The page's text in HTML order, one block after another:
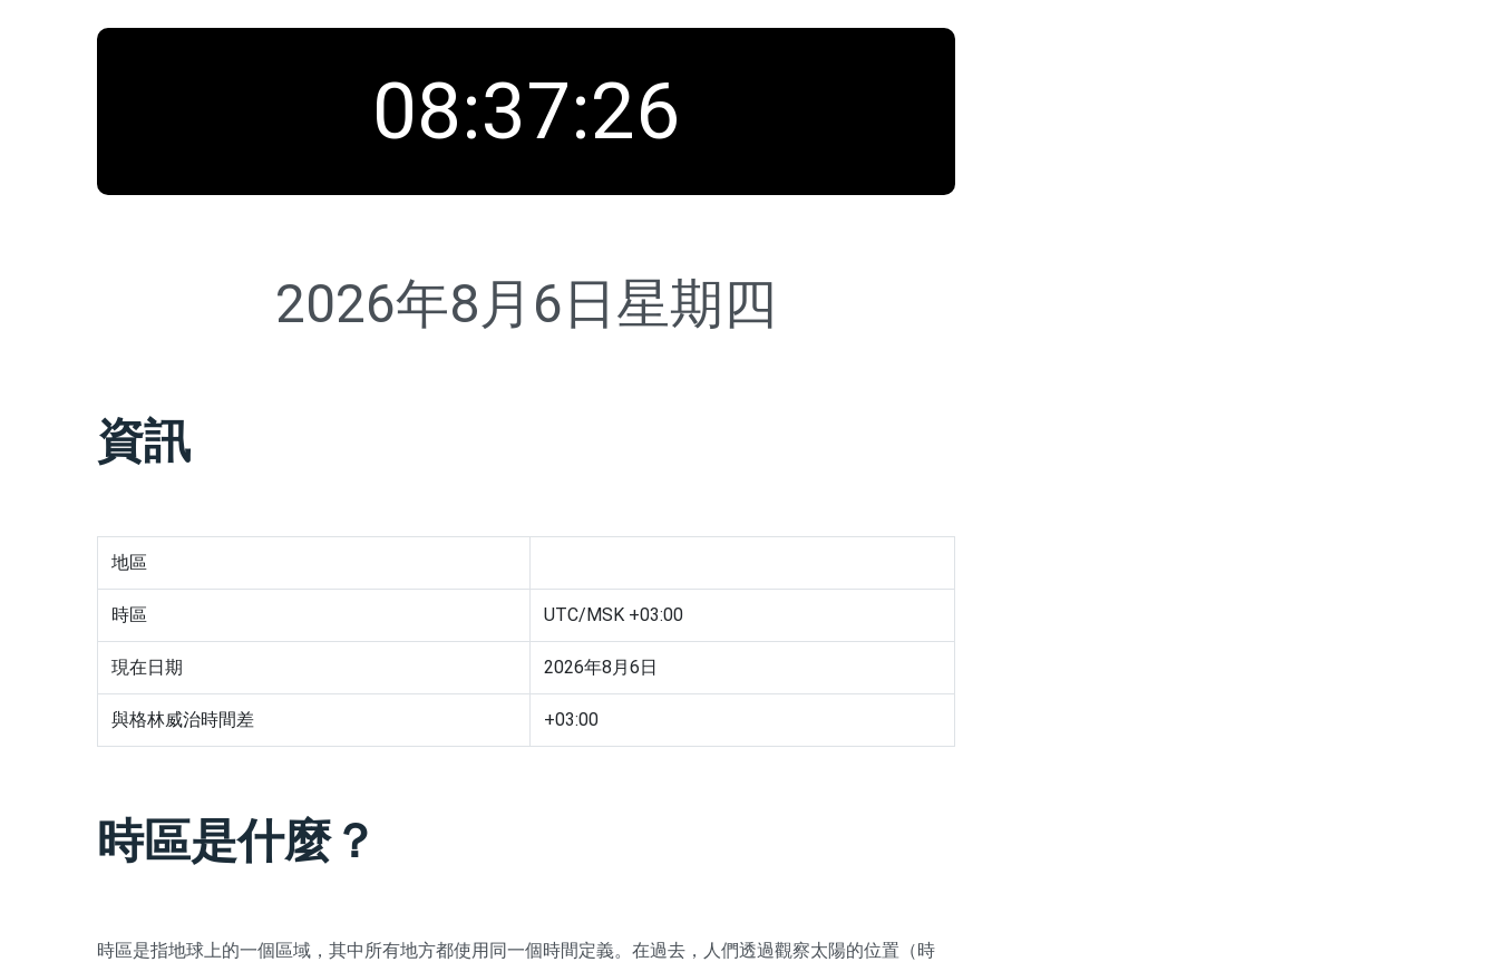
08:37:27
2026年8月6日星期四
資訊
地區
時區 UTC/MSK +03:00
現在日期 2026年8月6日
與格林威治時間差 +03:00
時區是什麼？
時區是指地球上的一個區域，其中所有地方都使用同一個時間定義。在過去，人們透過觀察太陽的位置（時